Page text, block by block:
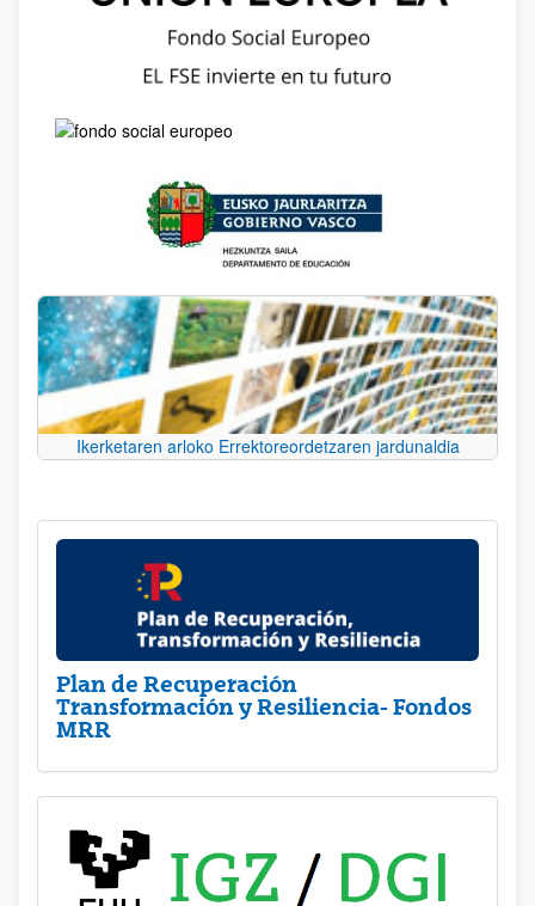
Ikerketaren arloko Errektoreordetzaren jardunaldia
Plan de Recuperación
Transformación y Resiliencia- Fondos
MRR